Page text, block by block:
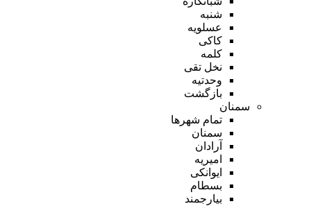
شنبه
عسلویه
کاکی
کلمه
نخل تقی
وحدتیه
بازگشت
سمنان
تمام شهر‌ها
سمنان
آرادان
امیریه
ایوانکی
بسطام
بیارجمند